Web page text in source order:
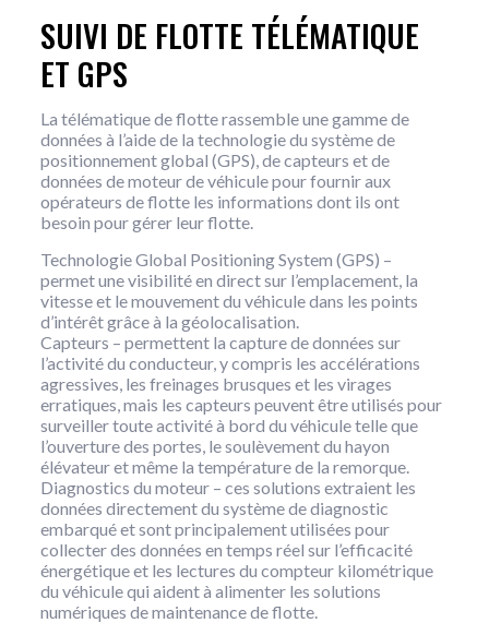
SUIVI DE FLOTTE TÉLÉMATIQUE
ET GPS
La télématique de flotte rassemble une gamme de
données à l’aide de la technologie du système de
positionnement global (GPS), de capteurs et de
données de moteur de véhicule pour fournir aux
opérateurs de flotte les informations dont ils ont
besoin pour gérer leur flotte.
Technologie Global Positioning System (GPS) –
permet une visibilité en direct sur l’emplacement, la
vitesse et le mouvement du véhicule dans les points
d’intérêt grâce à la géolocalisation.
Capteurs – permettent la capture de données sur
l’activité du conducteur, y compris les accélérations
agressives, les freinages brusques et les virages
erratiques, mais les capteurs peuvent être utilisés pour
surveiller toute activité à bord du véhicule telle que
l’ouverture des portes, le soulèvement du hayon
élévateur et même la température de la remorque.
Diagnostics du moteur – ces solutions extraient les
données directement du système de diagnostic
embarqué et sont principalement utilisées pour
collecter des données en temps réel sur l’efficacité
énergétique et les lectures du compteur kilométrique
du véhicule qui aident à alimenter les solutions
numériques de maintenance de flotte.